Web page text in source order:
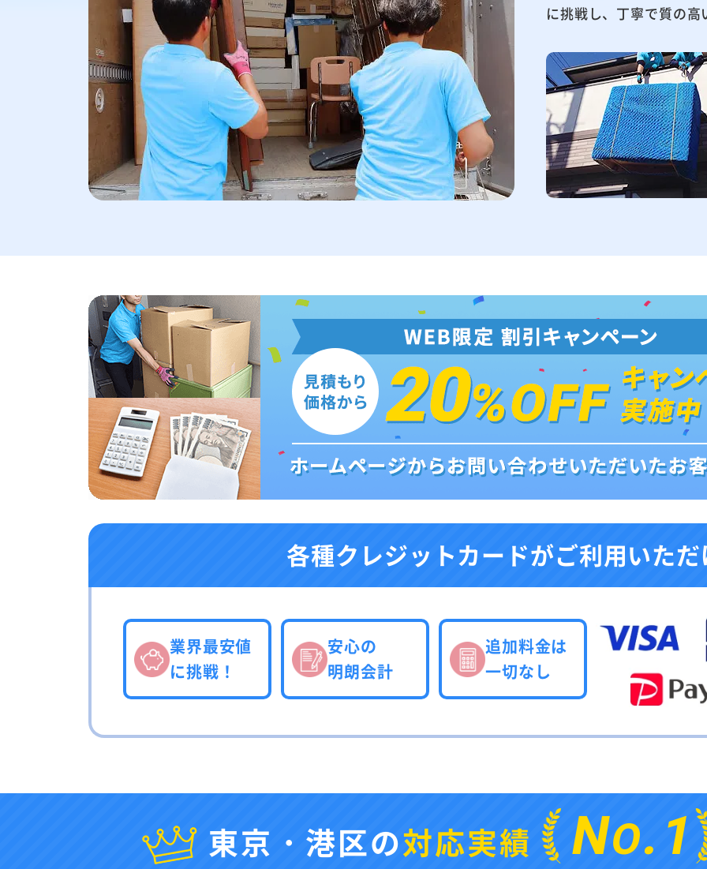
に挑戦し、丁寧で質の
各種クレジットカードがご利用いた
業界最安値
に挑戦！
安心の
明朗会計
追加料金は
一切なし
東京・港区の対応実績 NO.1